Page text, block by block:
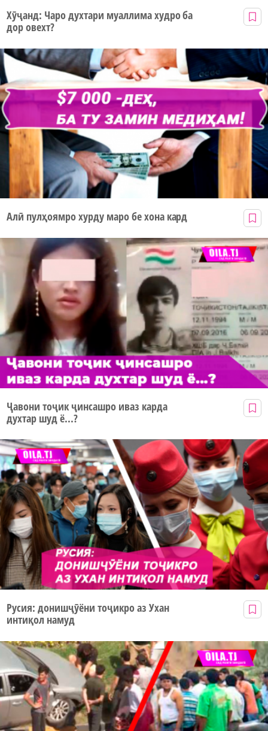
Хӯҷанд: Чаро духтари муаллима худро ба
дор овехт?
Алӣ пулҳоямро хурду маро бе хона кард
Ҷавони тоҷик ҷинсашро иваз карда
духтар шуд ё...?
Русия: донишҷӯёни тоҷикро аз Ухан
интиқол намуд